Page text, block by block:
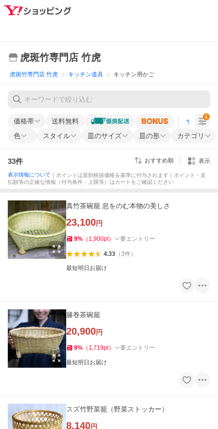
虎斑竹専門店 竹虎
虎斑竹専門店 竹虎 キッチン道具 キッチン用かご
価格帯 送料無料 すべての条
色 スタイル 皿のサイズ 皿の形 カテゴリ
1
33件 おすすめ順 表示
表示情報について ｜ポイントは原則税抜価格を基準に付与されます｜ポイント・支
払額等の正確な情報（付与条件・上限等）はカートをご確認ください
真竹茶碗籠 息をのむ本物の美しさ
23,100円
9% （ 1,900pt） 要エントリー
4.33（3件）
最短明日お届け
籐巻茶碗籠
20,900円
9% （ 1,719pt） 要エントリー
最短明日お届け
スズ竹野菜籠（野菜ストッカー）
8,140円